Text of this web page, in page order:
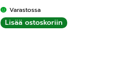
Varastossa
Lisää ostoskoriin